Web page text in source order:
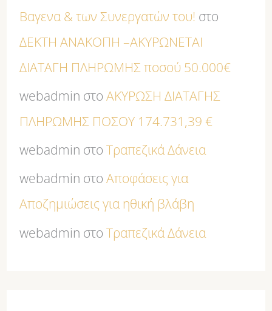
Βαγενα & των Συνεργατών του! στο
ΔΕΚΤΗ ΑΝΑΚΟΠΗ –ΑΚΥΡΩΝΕΤΑΙ
ΔΙΑΤΑΓΗ ΠΛΗΡΩΜΗΣ ποσού 50.000€
webadmin στοΑΚΥΡΩΣΗ ΔΙΑΤΑΓΗΣ
ΠΛΗΡΩΜΗΣ ΠΟΣΟΥ 174.731,39 €
webadmin στοΤραπεζικά Δάνεια
webadmin στοΑποφάσεις για
Αποζημιώσεις για ηθική βλάβη
webadmin στοΤραπεζικά Δάνεια